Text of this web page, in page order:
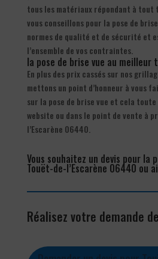
tous les matériaux répondant à tout
vous conseillons pour la pose de
normes de qualité et de sécurité et
l’ensemble de vos contraintes.
la pose de brise vue au meilleur
En plus des prix cassés sur nos
mettons un point d’honneur à vous
sur la pose de brise vue et cela
website ou dans le point de vente à
l’Escarène 06440.
Vous souhaitez un devis pour la
Touët-de-l’Escarène 06440 ou
Réalisez votre demande